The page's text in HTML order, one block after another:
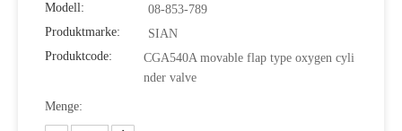
Modell:
08-853-789
Produktmarke:
SIAN
Produktcode:
CGA540A movable flap type oxygen cyli
nder valve
Menge: